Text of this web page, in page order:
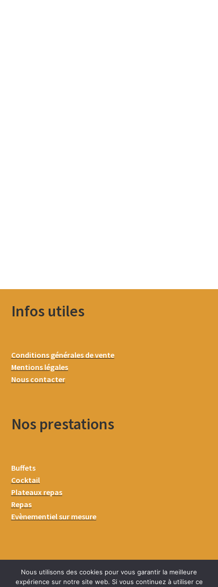
Infos utiles
Conditions générales de vente
Mentions légales
Nous contacter
Nos prestations
Buffets
Cocktail
Plateaux repas
Repas
Evènementiel sur mesure
Nous utilisons des cookies pour vous garantir la meilleure
expérience sur notre site web. Si vous continuez à utiliser ce